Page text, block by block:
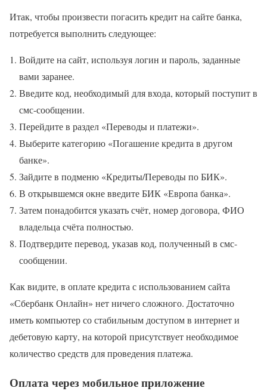
Итак, чтобы произвести погасить кредит на сайте банка,
потребуется выполнить следующее:
Войдите на сайт, используя логин и пароль, заданные
вами заранее.
Введите код, необходимый для входа, который поступит в
смс-сообщении.
Перейдите в раздел «Переводы и платежи».
Выберите категорию «Погашение кредита в другом
банке».
Зайдите в подменю «Кредиты/Переводы по БИК».
В открывшемся окне введите БИК «Европа банка».
Затем понадобится указать счёт, номер договора, ФИО
владельца счёта полностью.
Подтвердите перевод, указав код, полученный в смс-
сообщении.
Как видите, в оплате кредита с использованием сайта
«Сбербанк Онлайн» нет ничего сложного. Достаточно
иметь компьютер со стабильным доступом в интернет и
дебетовую карту, на которой присутствует необходимое
количество средств для проведения платежа.
Оплата через мобильное приложение